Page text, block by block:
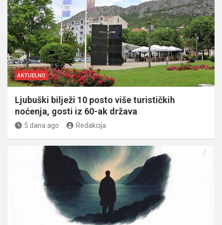
AKTUELNO
Ljubuški bilježi 10 posto više turističkih
noćenja, gosti iz 60-ak država
5 dana ago Redakcija